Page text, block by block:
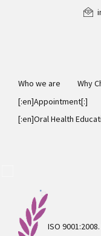
Who we are Why
[:en]Appointment[:]
[:en]Oral Health
ISO